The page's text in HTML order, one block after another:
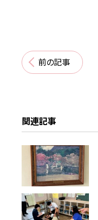
前の記事
関連記事